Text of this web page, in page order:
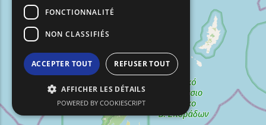
FONCTIONNALITÉ
NON CLASSIFIÉS
ACCEPTER TOUT REFUSER TOUT
AFFICHER LES DÉTAILS
POWERED BY COOKIESCRIPT